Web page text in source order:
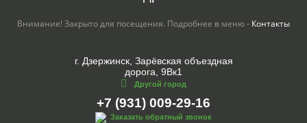
Внимание! Закрыто для посещения. Подробнее в меню - Контакты
г. Дзержинск, Зарёвская объездная
дорога, 9Вк1
Другой город
+7 (931) 009-29-16
Заказать обратный звонок